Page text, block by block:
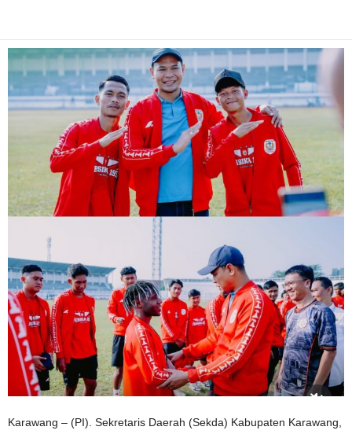
Karawang – (PI). Sekretaris Daerah (Sekda) Kabupaten Karawang,